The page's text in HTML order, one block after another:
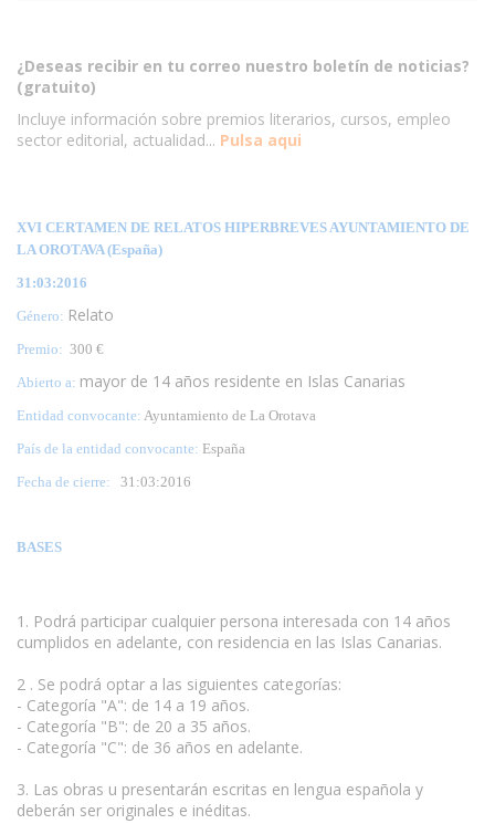
¿Deseas recibir en tu correo nuestro boletín de noticias?
(gratuito)
Incluye información sobre premios literarios, cursos, empleo
sector editorial, actualidad... Pulsa aqui
XVI CERTAMEN DE RELATOS HIPERBREVES AYUNTAMIENTO DE
LA OROTAVA (España)
31:03:2016
Género: Relato
Premio: 300 €
Abierto a: mayor de 14 años residente en Islas Canarias
Entidad convocante: Ayuntamiento de La Orotava
País de la entidad convocante: España
Fecha de cierre: 31 :03:2016
BASES
1. Podrá participar cualquier persona interesada con 14 años
cumplidos en adelante, con residencia en las Islas Canarias.
2 . Se podrá optar a las siguientes categorías:
- Categoría "A": de 14 a 19 años.
- Categoría "B": de 20 a 35 años.
- Categoría "C": de 36 años en adelante.
3. Las obras u presentarán escritas en lengua española y
deberán ser originales e inéditas.